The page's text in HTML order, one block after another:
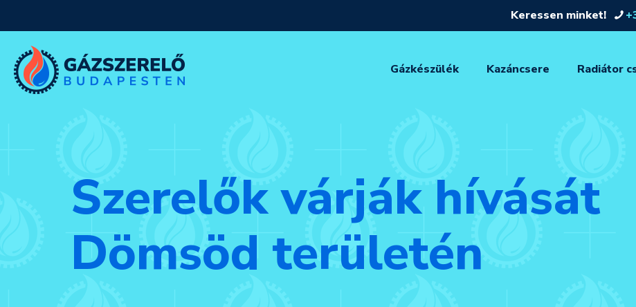
Keressen minket!
Gázkészülék Kazáncsere Radiátor
Szerelők várják hívását
Dömsöd területén